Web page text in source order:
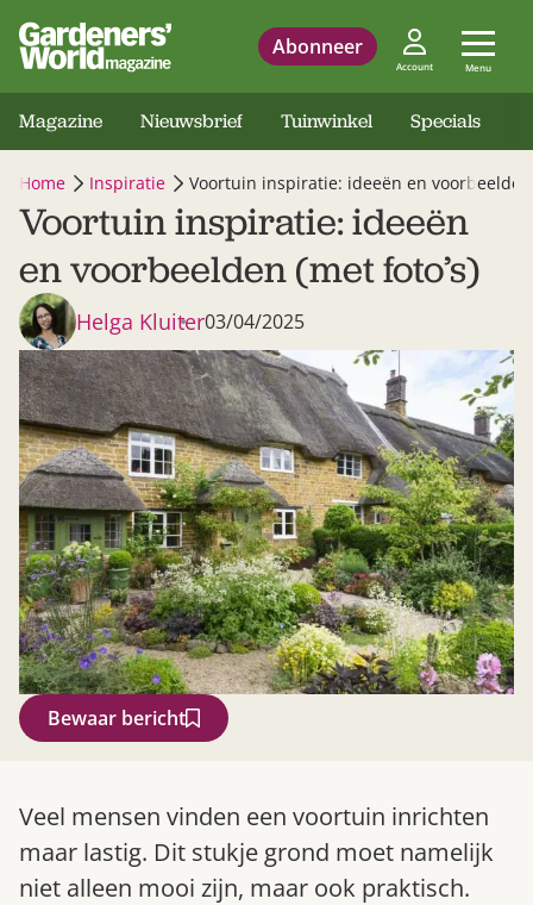
Abonneer
Account Menu
Magazine Nieuwsbrief Tuinwinkel Specials
Home Inspiratie Voortuin inspiratie: ideeën en voorbeelden
Voortuin inspiratie: ideeën
en voorbeelden (met foto’s)
Helga Kluiter03/04/2025
Bewaar bericht
Veel mensen vinden een voortuin inrichten
maar lastig. Dit stukje grond moet namelijk
niet alleen mooi zijn, maar ook praktisch.